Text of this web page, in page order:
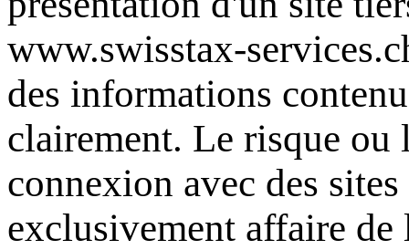
www.swisstax-
des informations
clairement. Le risque ou
connexion avec des
exclusivement affaire